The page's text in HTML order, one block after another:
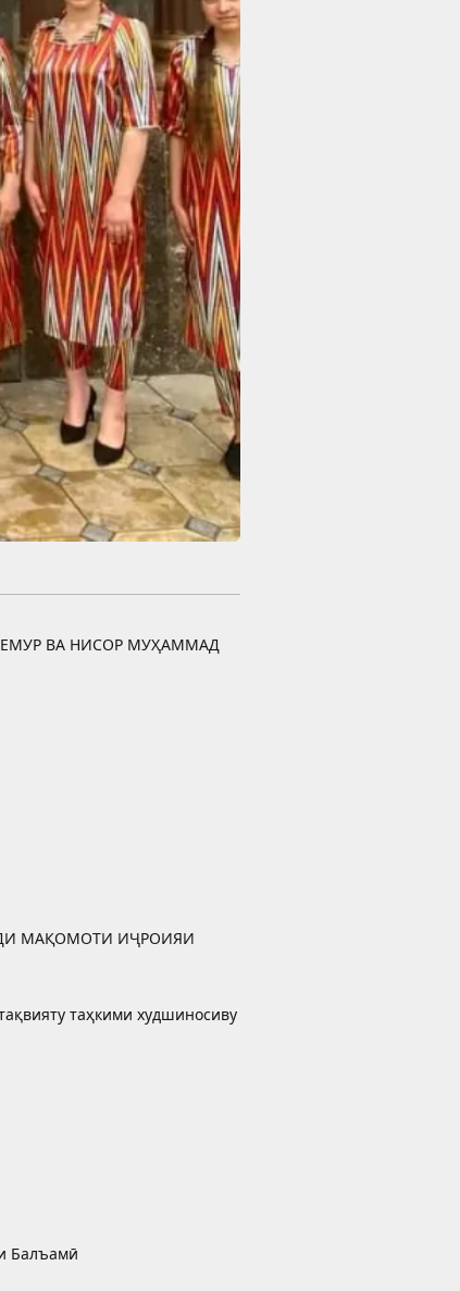
ВА НИСОР МУҲАММАД
МАҚОМОТИ ИҶРОИЯИ
таҳкими худшиносиву
Балъамӣ